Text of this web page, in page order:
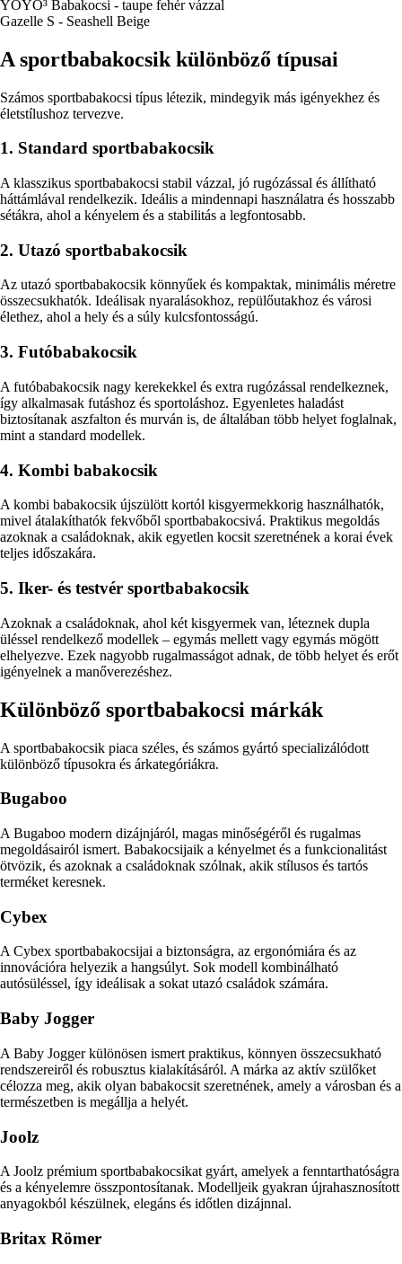
YOYO³ Babakocsi - taupe fehér vázzal
Gazelle S - Seashell Beige
A sportbabakocsik különböző típusai
Számos sportbabakocsi típus létezik, mindegyik más igényekhez és
életstílushoz tervezve.
1. Standard sportbabakocsik
A klasszikus sportbabakocsi stabil vázzal, jó rugózással és állítható
háttámlával rendelkezik. Ideális a mindennapi használatra és hosszabb
sétákra, ahol a kényelem és a stabilitás a legfontosabb.
2. Utazó sportbabakocsik
Az utazó sportbabakocsik könnyűek és kompaktak, minimális méretre
összecsukhatók. Ideálisak nyaralásokhoz, repülőutakhoz és városi
élethez, ahol a hely és a súly kulcsfontosságú.
3. Futóbabakocsik
A futóbabakocsik nagy kerekekkel és extra rugózással rendelkeznek,
így alkalmasak futáshoz és sportoláshoz. Egyenletes haladást
biztosítanak aszfalton és murván is, de általában több helyet foglalnak,
mint a standard modellek.
4. Kombi babakocsik
A kombi babakocsik újszülött kortól kisgyermekkorig használhatók,
mivel átalakíthatók fekvőből sportbabakocsivá. Praktikus megoldás
azoknak a családoknak, akik egyetlen kocsit szeretnének a korai évek
teljes időszakára.
5. Iker- és testvér sportbabakocsik
Azoknak a családoknak, ahol két kisgyermek van, léteznek dupla
üléssel rendelkező modellek – egymás mellett vagy egymás mögött
elhelyezve. Ezek nagyobb rugalmasságot adnak, de több helyet és erőt
igényelnek a manőverezéshez.
Különböző sportbabakocsi márkák
A sportbabakocsik piaca széles, és számos gyártó specializálódott
különböző típusokra és árkategóriákra.
Bugaboo
A Bugaboo modern dizájnjáról, magas minőségéről és rugalmas
megoldásairól ismert. Babakocsijaik a kényelmet és a funkcionalitást
ötvözik, és azoknak a családoknak szólnak, akik stílusos és tartós
terméket keresnek.
Cybex
A Cybex sportbabakocsijai a biztonságra, az ergonómiára és az
innovációra helyezik a hangsúlyt. Sok modell kombinálható
autósüléssel, így ideálisak a sokat utazó családok számára.
Baby Jogger
A Baby Jogger különösen ismert praktikus, könnyen összecsukható
rendszereiről és robusztus kialakításáról. A márka az aktív szülőket
célozza meg, akik olyan babakocsit szeretnének, amely a városban és a
természetben is megállja a helyét.
Joolz
A Joolz prémium sportbabakocsikat gyárt, amelyek a fenntarthatóságra
és a kényelemre összpontosítanak. Modelljeik gyakran újrahasznosított
anyagokból készülnek, elegáns és időtlen dizájnnal.
Britax Römer